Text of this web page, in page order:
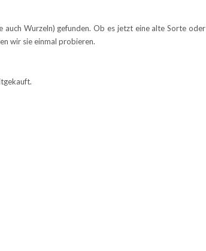
Wurzeln) gefunden. Ob es jetzt eine alte Sorte oder
wir sie einmal probieren.